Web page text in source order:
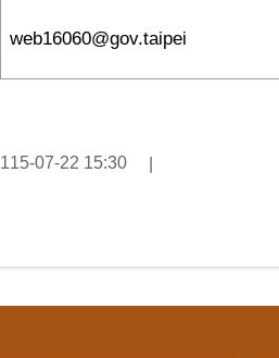
web16060@gov.taipei
115-07-22 15:30